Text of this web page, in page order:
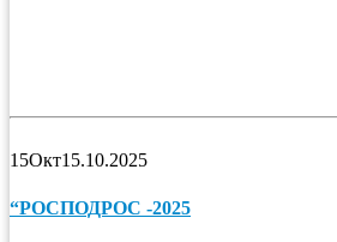
15Окт15.10.2025
“РОСПОДРОС -2025